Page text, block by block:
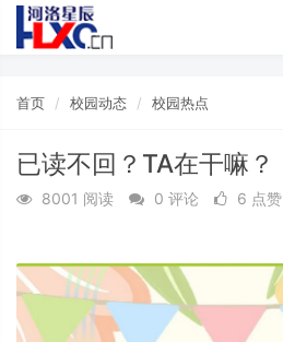
首页 校园动态 校园热点
已读不回？TA在干嘛？
8001 阅读 0 评论 6 点赞